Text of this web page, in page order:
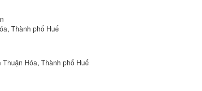
Thành phố Huế
Hóa, Thành phố Huế